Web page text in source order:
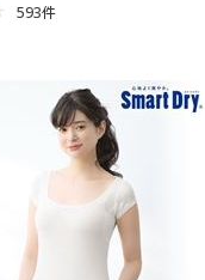
593件